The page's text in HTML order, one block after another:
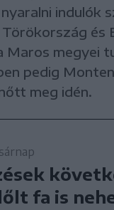
indulók
és
Maros megyei
pedig
meg idén.
fa is